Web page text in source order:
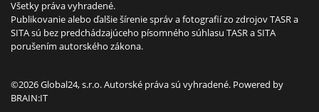
Všetky práva vyhradené.
Publikovanie alebo ďalšie šírenie správ a fotografií zo zdrojov TASR a
SITA sú bez predchádzajúceho písomného súhlasu TASR a SITA
porušením autorského zákona.
©2026 Global24, s.r.o. Autorské práva sú vyhradené. Powered by
BRAIN:IT